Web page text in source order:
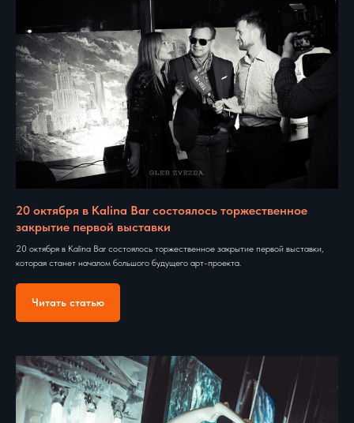
20 октября в Kalina Bar состоялось торжественное
закрытие первой выставки
20 октября в Kalina Bar состоялось торжественное закрытие первой выставки,
которая станет началом большого будущего арт-проекта.
Читать статью